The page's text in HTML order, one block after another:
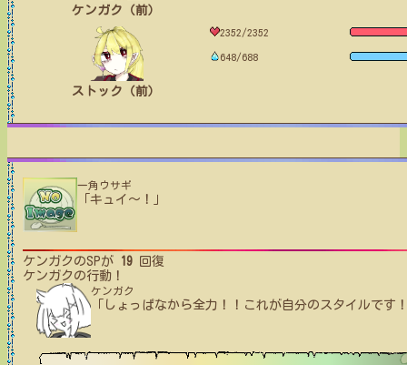
ケンガク（前）
ストック（前）
2352/2352
648/688
一角ウサギ
「キュイ〜！」
ケンガク のSPが 19 回復
ケンガク の行動！
ケンガク
「しょっぱなから全力！！これが自分のスタイルです